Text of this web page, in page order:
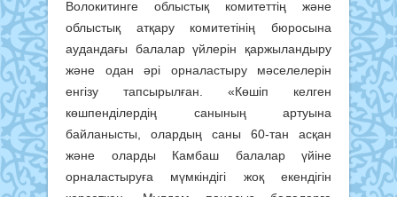
Волокитинге облыстық комитеттің және
облыстық атқару комитетінің бюросына
аудандағы балалар үйлерін қаржыландыру
және одан әрі орналастыру мәселелерін
енгізу тапсырылған. «Көшіп келген
көшпенділердің санының артуына
байланысты, олардың саны 60-тан асқан
және оларды Камбаш балалар үйіне
орналастыруға мүмкіндігі жоқ екендігін